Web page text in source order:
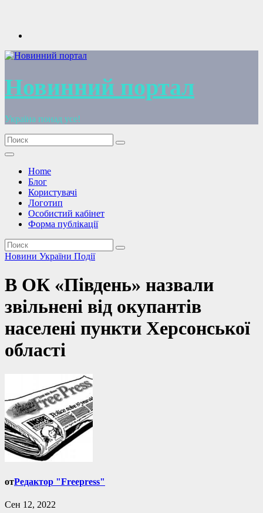
Перейти
содержимому
Новинний портал
Україна понад усе!
Home
Блог
Користувачі
Логотип
Особистий кабінет
Форма публікації
Новини України Події
В ОК «Південь» назвали
звільнені від окупантів
населені пункти Херсонської
області
отРедактор "Freepress"
Сен 12, 2022